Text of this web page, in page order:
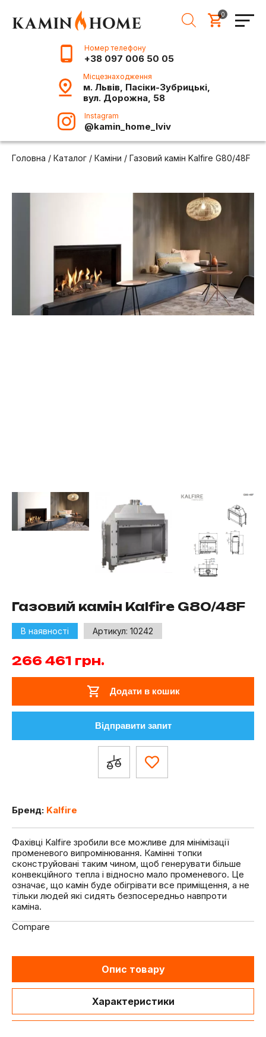
0
Номер телефону
+38 097 006 50 05
Місцезнаходження
м. Львів, Пасіки-Зубрицькі,
вул. Дорожна, 58
Instagram
@kamin_home_lviv
Головна / Каталог / Каміни / Газовий камін Kalfire G80/48F
Газовий камін Kalfire G80/48F
В наявності Артикул: 10242
266 461 грн.
Додати в кошик
Відправити запит
Бренд: Kalfire
Фахівці Kalfire зробили все можливе для мінімізації
променевого випромінювання. Камінні топки
сконструйовані таким чином, щоб генерувати більше
конвекційного тепла і відносно мало променевого. Це
означає, що камін буде обігрівати все приміщення, а не
тільки людей які сидять безпосередньо навпроти
каміна.
Compare
Опис товару
Характеристики